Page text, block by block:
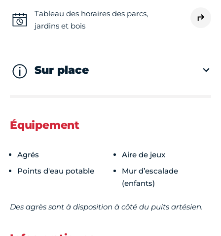
Tableau des horaires des parcs,
jardins et bois
Sur place
Équipement
Agrés
Aire de jeux
Points d'eau potable
Mur d’escalade
(enfants)
Des agrès sont à disposition à côté du puits artésien.